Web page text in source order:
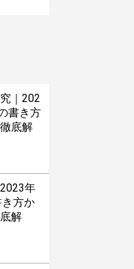
｜202
書き方
底解
年
方か
解